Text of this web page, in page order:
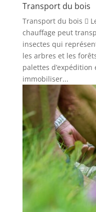
Transport du bois
Transport du bois 
chauffage peut
insectes qui
les arbres et les
palettes
immobiliser...